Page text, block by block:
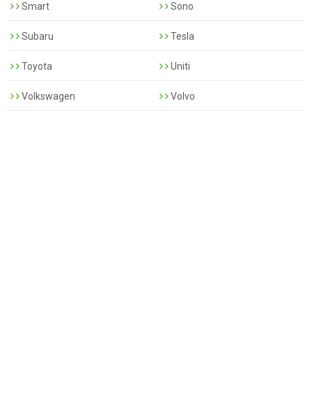
Smart Sono
Subaru Tesla
Toyota Uniti
Volkswagen Volvo